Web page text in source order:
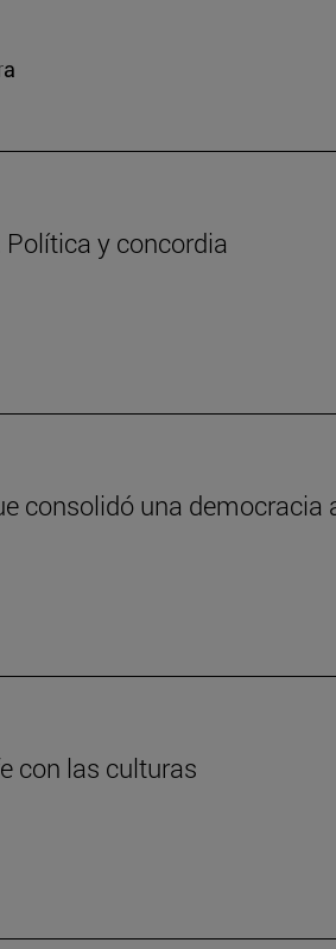
Política y concordia
consolidó una democracia
con las culturas